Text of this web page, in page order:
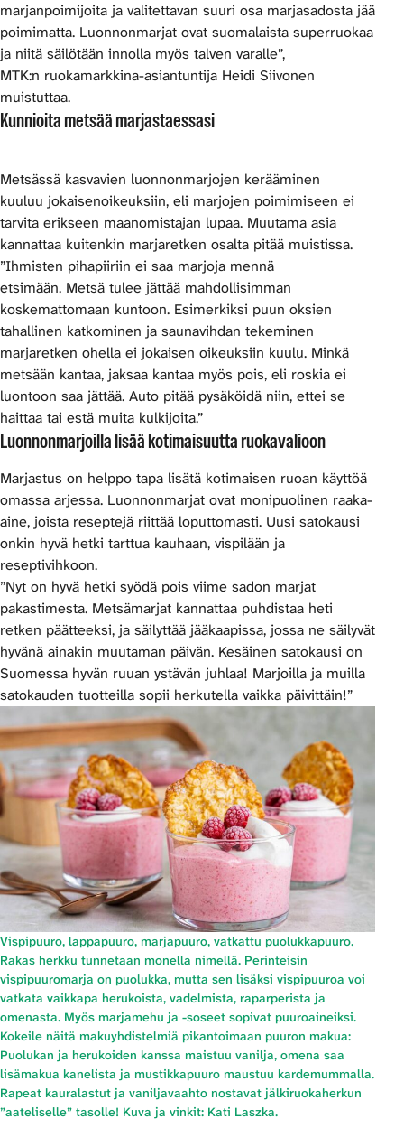
marjanpoimijoita ja valitettavan suuri osa marjasadosta jää
poimimatta. Luonnonmarjat ovat suomalaista superruokaa
ja niitä säilötään innolla myös talven varalle”,
MTK:n ruokamarkkina-asiantuntija Heidi Siivonen
muistuttaa.
Kunnioita metsää marjastaessasi
Metsässä kasvavien luonnonmarjojen kerääminen
kuuluu jokaisenoikeuksiin, eli marjojen poimimiseen ei
tarvita erikseen maanomistajan lupaa. Muutama asia
kannattaa kuitenkin marjaretken osalta pitää muistissa.
”Ihmisten pihapiiriin ei saa marjoja mennä
etsimään. Metsä tulee jättää mahdollisimman
koskemattomaan kuntoon. Esimerkiksi puun oksien
tahallinen katkominen ja saunavihdan tekeminen
marjaretken ohella ei jokaisen oikeuksiin kuulu. Minkä
metsään kantaa, jaksaa kantaa myös pois, eli roskia ei
luontoon saa jättää. Auto pitää pysäköidä niin, ettei se
haittaa tai estä muita kulkijoita.”
Luonnonmarjoilla lisää kotimaisuutta ruokavalioon
Marjastus on helppo tapa lisätä kotimaisen ruoan käyttöä
omassa arjessa. Luonnonmarjat ovat monipuolinen raaka-
aine, joista reseptejä riittää loputtomasti. Uusi satokausi
onkin hyvä hetki tarttua kauhaan, vispilään ja
reseptivihkoon.
”Nyt on hyvä hetki syödä pois viime sadon marjat
pakastimesta. Metsämarjat kannattaa puhdistaa heti
retken päätteeksi, ja säilyttää jääkaapissa, jossa ne säilyvät
hyvänä ainakin muutaman päivän. Kesäinen satokausi on
Suomessa hyvän ruuan ystävän juhlaa! Marjoilla ja muilla
satokauden tuotteilla sopii herkutella vaikka päivittäin!”
Vispipuuro, lappapuuro, marjapuuro, vatkattu puolukkapuuro.
Rakas herkku tunnetaan monella nimellä. Perinteisin
vispipuuromarja on puolukka, mutta sen lisäksi vispipuuroa voi
vatkata vaikkapa herukoista, vadelmista, raparperista ja
omenasta. Myös marjamehu ja -soseet sopivat puuroaineiksi.
Kokeile näitä makuyhdistelmiä pikantoimaan puuron makua:
Puolukan ja herukoiden kanssa maistuu vanilja, omena saa
lisämakua kanelista ja mustikkapuuro maustuu kardemummalla.
Rapeat kauralastut ja vaniljavaahto nostavat jälkiruokaherkun
”aateliselle” tasolle! Kuva ja vinkit: Kati Laszka.